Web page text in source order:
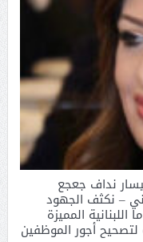
نداف جعجع
– نكثف الجهود
2026 – الدراما اللبنانية المميزة
أجور الموظفين